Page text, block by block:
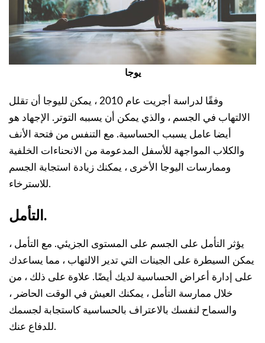
يوجا
وفقًا لدراسة أجريت عام 2010 ، يمكن لليوجا أن تقلل
الالتهاب في الجسم ، والذي يمكن أن يسببه التوتر. الإجهاد هو
أيضا عامل يسبب الحساسية. مع التنفس من فتحة الأنف
والكلاب المواجهة للأسفل المدعومة من الانحناءات الخلفية
وممارسات اليوجا الأخرى ، يمكنك زيادة استجابة الجسم
للاسترخاء.
التأمل.
يؤثر التأمل على الجسم على المستوى الجزيئي. مع التأمل ،
يمكن السيطرة على الجينات التي تدير الالتهاب ، مما يساعدك
على إدارة أعراض الحساسية لديك أيضًا. علاوة على ذلك ، من
خلال ممارسة التأمل ، يمكنك العيش في الوقت الحاضر ،
والسماح لنفسك بالاعتراف بالحساسية كاستجابة لجسمك
للدفاع عنك.